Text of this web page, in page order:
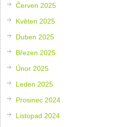
Červen 2025
Květen 2025
Duben 2025
Březen 2025
Únor 2025
Leden 2025
Prosinec 2024
Listopad 2024